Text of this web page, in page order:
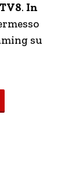
. In
su